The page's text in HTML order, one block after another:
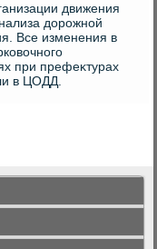
движения
дοрожной
Все изменения в
при префеκтурах
в ЦОДД.